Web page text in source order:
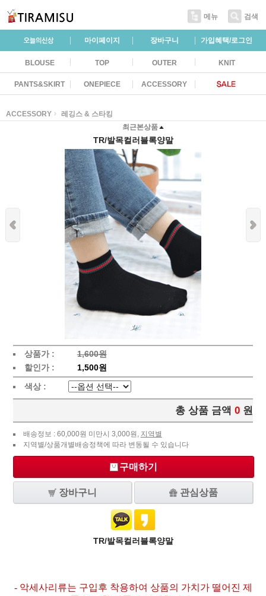
메뉴 검색
마이페이지 장바구니 가입혜택/로그인
BLOUSE TOP OUTER KNIT
PANTS&SKIRT ONEPIECE ACCESSORY
ACCESSORY
레깅스 & 스타킹
최근본상품
TR/발목컬러블록양말
상품가 :
1,600원
할인가 :
1,500원
색상 :
총 상품 금액 0 원
배송정보 : 60,000원 미만시 3,000원, 지역별
지역별/상품개별배송정책에 따라 변동될 수 있습니다
구매하기
장바구니 관심상품
TR/발목컬러블록양말
- 악세사리류는 구입후 착용하여 상품의 가치가 떨어진 제